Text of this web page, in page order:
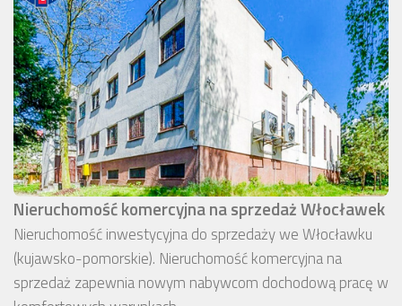
Nieruchomość komercyjna na sprzedaż Włocławek
Nieruchomość inwestycyjna do sprzedaży we Włocławku
(kujawsko-pomorskie). Nieruchomość komercyjna na
sprzedaż zapewnia nowym nabywcom dochodową pracę w